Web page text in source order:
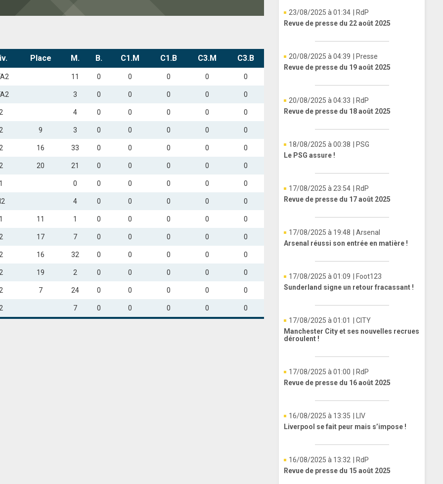
Place M. B. C1.M C1.B C3.M C3.B
11 0 0 0 0 0
3 0 0 0 0 0
2 4 0 0 0 0 0
2 9 3 0 0 0 0 0
2 16 33 0 0 0 0 0
2 20 21 0 0 0 0 0
1 0 0 0 0 0 0
4 0 0 0 0 0
1 11 1 0 0 0 0 0
2 17 7 0 0 0 0 0
2 16 32 0 0 0 0 0
2 19 2 0 0 0 0 0
2 7 24 0 0 0 0 0
2 7 0 0 0 0 0
23/08/2025 à 01:34
| RdP
Revue de presse du 22 août 2025
20/08/2025 à 04:39
| Presse
Revue de presse du 19 août 2025
20/08/2025 à 04:33
| RdP
Revue de presse du 18 août 2025
18/08/2025 à 00:38
| PSG
Le PSG assure !
17/08/2025 à 23:54
| RdP
Revue de presse du 17 août 2025
17/08/2025 à 19:48
| Arsenal
Arsenal réussi son entrée en matière !
17/08/2025 à 01:09
| Foot123
Sunderland signe un retour fracassant !
17/08/2025 à 01:01
| CITY
Manchester City et ses nouvelles recrues
déroulent !
17/08/2025 à 01:00
| RdP
Revue de presse du 16 août 2025
16/08/2025 à 13:35
| LIV
Liverpool se fait peur mais s’impose !
16/08/2025 à 13:32
| RdP
Revue de presse du 15 août 2025